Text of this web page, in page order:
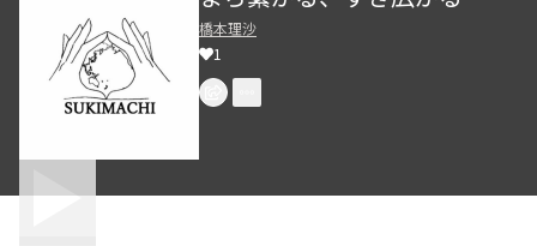
橋本理沙
1